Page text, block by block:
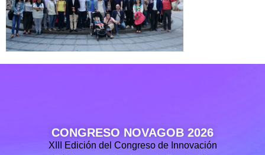
CONGRESO NOVAGOB 2026
XIII Edición del Congreso de Innovación